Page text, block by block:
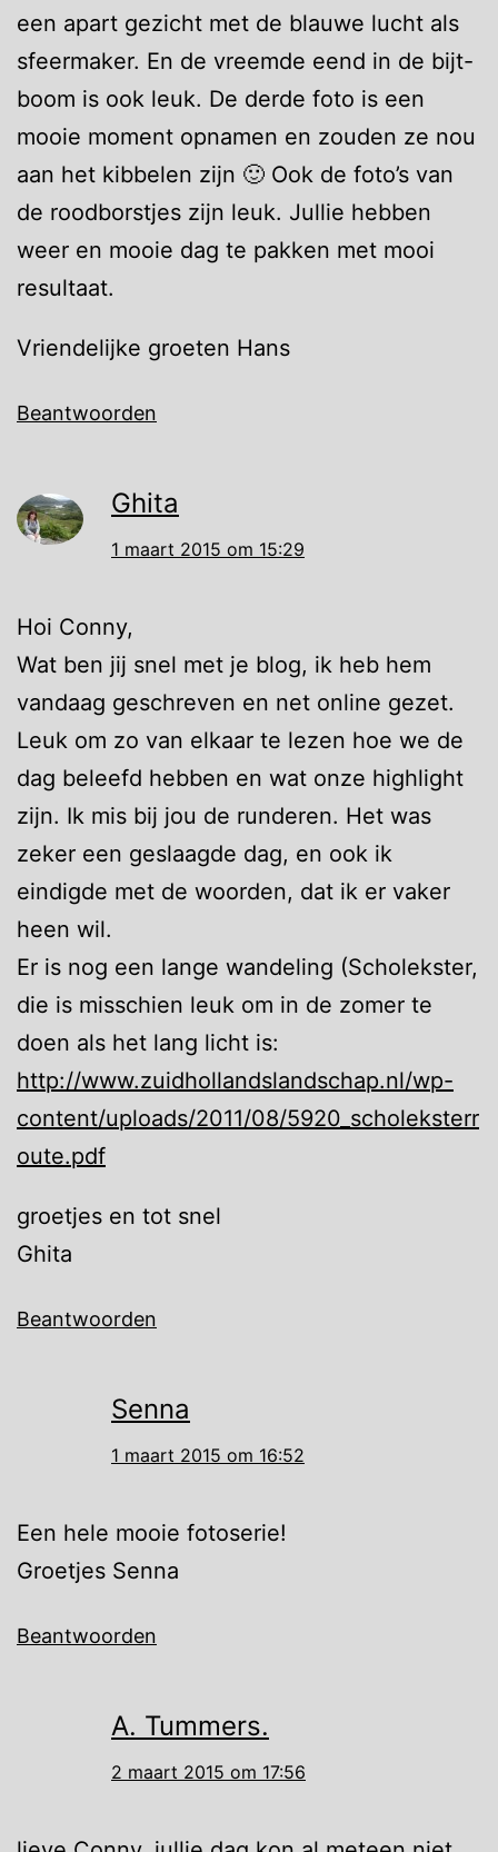
een apart gezicht met de blauwe lucht als
sfeermaker. En de vreemde eend in de bijt-
boom is ook leuk. De derde foto is een
mooie moment opnamen en zouden ze nou
aan het kibbelen zijn 🙂 Ook de foto’s van
de roodborstjes zijn leuk. Jullie hebben
weer en mooie dag te pakken met mooi
resultaat.
Vriendelijke groeten Hans
Beantwoorden
Ghita
1 maart 2015 om 15:29
Hoi Conny,
Wat ben jij snel met je blog, ik heb hem
vandaag geschreven en net online gezet.
Leuk om zo van elkaar te lezen hoe we de
dag beleefd hebben en wat onze highlight
zijn. Ik mis bij jou de runderen. Het was
zeker een geslaagde dag, en ook ik
eindigde met de woorden, dat ik er vaker
heen wil.
Er is nog een lange wandeling (Scholekster,
die is misschien leuk om in de zomer te
doen als het lang licht is:
http://www.zuidhollandslandschap.nl/wp-
content/uploads/2011/08/5920_scholeksterr
oute.pdf
groetjes en tot snel
Ghita
Beantwoorden
Senna
1 maart 2015 om 16:52
Een hele mooie fotoserie!
Groetjes Senna
Beantwoorden
A. Tummers.
2 maart 2015 om 17:56